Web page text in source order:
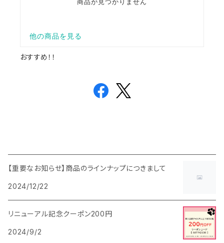
おすすめ！！
【重要なお知らせ】商品のラインナップにつきまして
2024/12/22
リニューアル記念クーポン200円
2024/9/2